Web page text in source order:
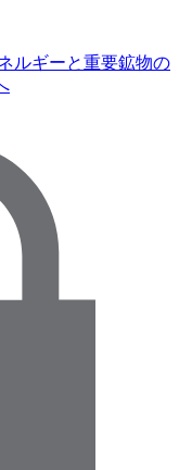
ギーと重要鉱物の